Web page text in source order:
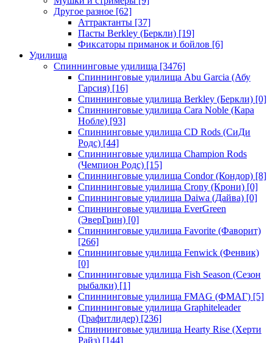
Другое разное [62]
Аттрактанты [37]
Пасты Berkley (Беркли) [19]
Фиксаторы приманок и бойлов [6]
Удилища
Спиннинговые удилища [3476]
Спиннинговые удилища Abu Garcia (Абу
Гарсия) [16]
Спиннинговые удилища Berkley (Беркли) [0]
Спиннинговые удилища Cara Noble (Кара
Нобле) [93]
Спиннинговые удилища CD Rods (СиДи
Родс) [44]
Спиннинговые удилища Champion Rods
(Чемпион Родс) [15]
Спиннинговые удилища Condor (Кондор) [8]
Спиннинговые удилища Crony (Крони) [0]
Спиннинговые удилища Daiwa (Дайва) [0]
Спиннинговые удилища EverGreen
(ЭверГрин) [0]
Спиннинговые удилища Favorite (Фаворит)
[266]
Спиннинговые удилища Fenwick (Фенвик)
[0]
Спиннинговые удилища Fish Season (Сезон
рыбалки) [1]
Спиннинговые удилища FMAG (ФМАГ) [5]
Спиннинговые удилища Graphiteleader
(Графитлидер) [236]
Спиннинговые удилища Hearty Rise (Херти
Райз) [144]